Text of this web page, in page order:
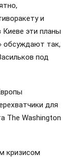
и
эти планы
обсуждают так,
под
для
The Washington
кризисом